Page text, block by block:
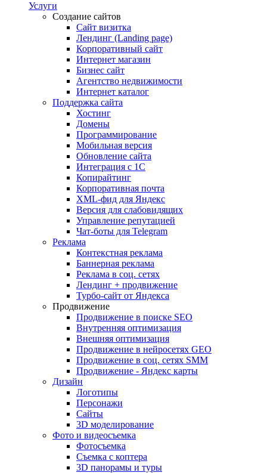
Услуги
Создание сайтов
Сайт визитка
Лендинг (Landing page)
Корпоративный сайт
Интернет магазин
Бизнес сайт
Агентство недвижимости
Интернет каталог
Поддержка сайта
Хостинг
Домены
Программирование
Мобильная версия
Обновление сайта
Интеграция с 1С
Копирайтинг
Корпоративная почта
XML-фид для Яндекс
Версия для слабовидящих
Управление репутацией
Чат-боты для Telegram
Реклама
Контекстная реклама
Баннерная реклама
Реклама в соц. сетях
Лендинг + продвижение
Турбо-сайт от Яндекса
Продвижение
Продвижение в поиске SEO
Внутренняя оптимизация
Внешняя оптимизация
Продвижение в нейросетях GEO
Продвижение в соц. сетях SMM
Продвижение - Яндекс карты
Дизайн
Логотипы
Персонажи
Сайты
3D моделирование
Фото и видеосъемка
Фотосъемка
Съемка с коптера
3D панорамы и туры